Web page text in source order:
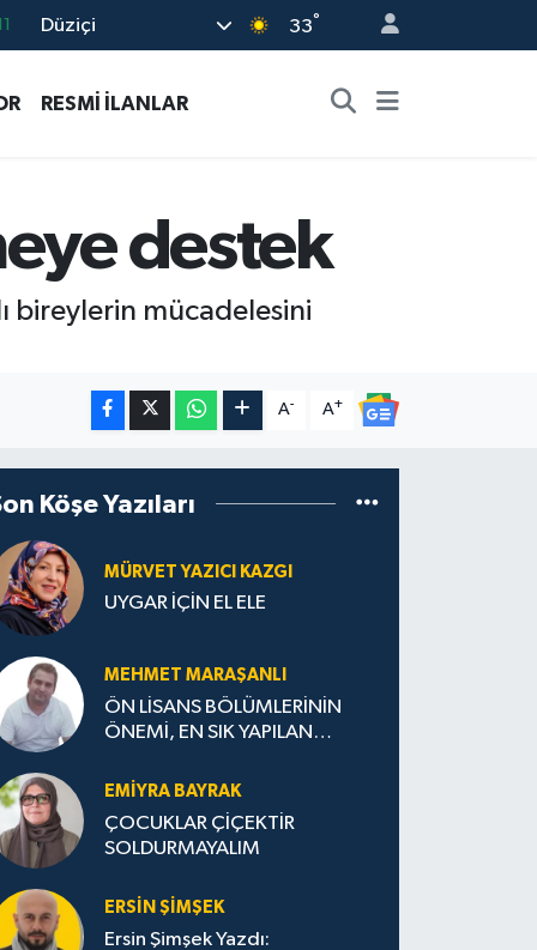
Düziçi 33°
RESMİ İLANLAR
destek
bireylerin mücadelesini
A- A+
Köşe Yazıları
MÜRVET YAZICI KAZGI
UYGAR İÇİN EL ELE
MEHMET MARAŞANLI
ÖN LİSANS BÖLÜMLERİNİN
ÖNEMİ, EN SIK YAPILAN
STRATEJİLERİ
EMIYRA BAYRAK
ÇOCUKLAR ÇİÇEKTİR
SOLDURMAYALIM
ERSIN ŞIMŞEK
Ersin Şimşek Yazdı: